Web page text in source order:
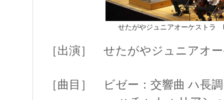
せたがやジュニアオーケストラ
［出演］ せたがやジュニアオ
［曲目］ ビゼー：交響曲 ハ長